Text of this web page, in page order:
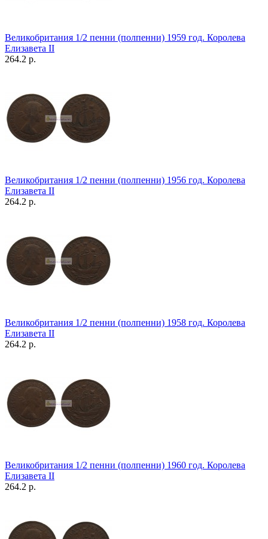
Великобритания 1/2 пенни (полпенни) 1959 год. Королева
Елизавета II
264.2 р.
Великобритания 1/2 пенни (полпенни) 1956 год. Королева
Елизавета II
264.2 р.
Великобритания 1/2 пенни (полпенни) 1958 год. Королева
Елизавета II
264.2 р.
Великобритания 1/2 пенни (полпенни) 1960 год. Королева
Елизавета II
264.2 р.